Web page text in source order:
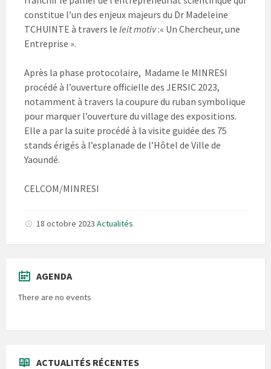
constitue l’un des enjeux majeurs du Dr Madeleine
TCHUINTE à travers le leit motiv:« Un Chercheur, une
Entreprise ».
Après la phase protocolaire, Madame le MINRESI
procédé à l’ouverture officielle des JERSIC 2023,
notamment à travers la coupure du ruban symbolique
pour marquer l’ouverture du village des expositions.
Elle a par la suite procédé à la visite guidée des 75
stands érigés à l’esplanade de l’Hôtel de Ville de
Yaoundé.
CELCOM/MINRESI
18 octobre 2023 Actualités
AGENDA
There are no events
ACTUALITÉS RÉCENTES